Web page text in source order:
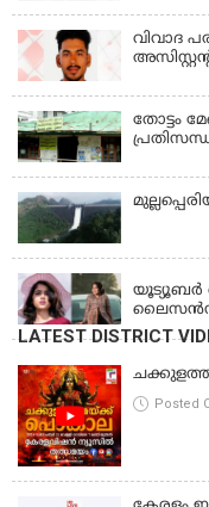
വിവാദ
തോട്ടം
യൂട്യൂബർ
LATEST DISTRICT
Posted